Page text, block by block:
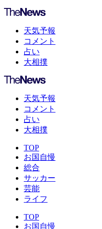
天気予報
コメント
占い
大相撲
天気予報
コメント
占い
大相撲
TOP
お国自慢
総合
サッカー
芸能
ライフ
TOP
お国自慢